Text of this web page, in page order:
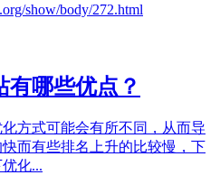
show/body/272.html
有哪些优点？
方式可能会有所不同，从而导
而有些排名上升的比较慢，下
化...